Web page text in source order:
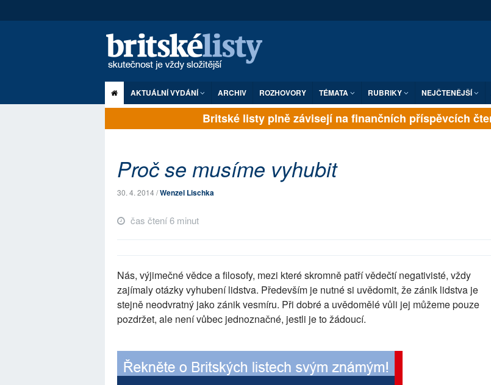
AKTUÁLNÍ VYDÁNÍ ARCHIV ROZHOVORY TÉMATA RUBRIKY NEJČTENĚJŠÍ
Britské listy plně závisejí na finančních příspěvcích
Proč se musíme vyhubit
30. 4. 2014 /Wenzel Lischka
čas čtení 6 minut
Nás, výjimečné vědce a filosofy, mezi které skromně patří vědečtí negativisté, vždy
zajímaly otázky vyhubení lidstva. Především je nutné si uvědomit, že zánik lidstva je
stejně neodvratný jako zánik vesmíru. Při dobré a uvědomělé vůli jej můžeme pouze
pozdržet, ale není vůbec jednoznačné, jestli je to žádoucí.